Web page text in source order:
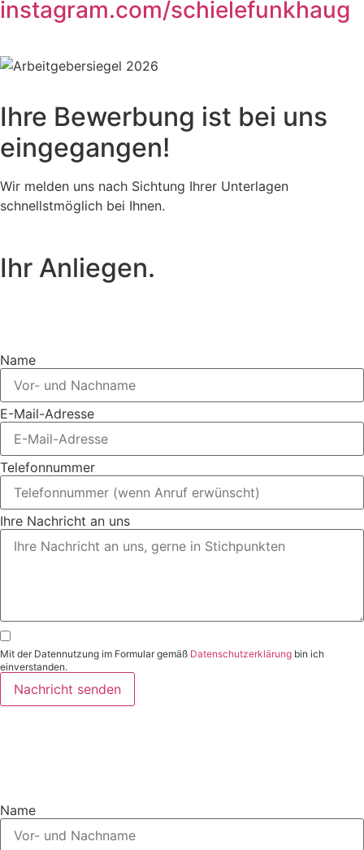
instagram.com/schielefunkhaug
Ihre Bewerbung ist bei uns
eingegangen!
Wir melden uns nach Sichtung Ihrer Unterlagen
schnellstmöglich bei Ihnen.
Ihr Anliegen.
Name
E-Mail-Adresse
Telefonnummer
Ihre Nachricht an uns
Mit der Datennutzung im Formular gemäß Datenschutzerklärung bin ich
einverstanden.
Nachricht senden
Name